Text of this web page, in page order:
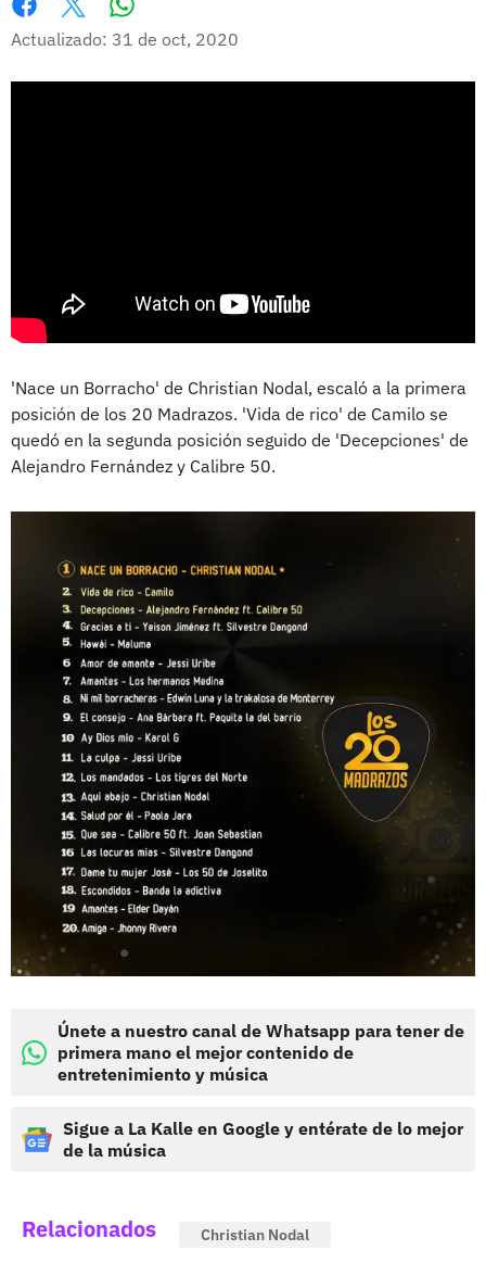
Facebook
X
Actualizado: 31 de oct, 2020
'Nace un Borracho' de Christian Nodal, escaló a la primera
posición de los 20 Madrazos. 'Vida de rico' de Camilo se
quedó en la segunda posición seguido de 'Decepciones' de
Alejandro Fernández y Calibre 50.
Únete a nuestro canal de Whatsapp para tener de
primera mano el mejor contenido de
entretenimiento y música
Sigue a La Kalle en Google y entérate de lo mejor
de la música
Relacionados Christian Nodal